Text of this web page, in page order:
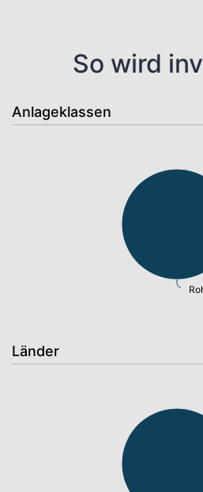
So wird
Anlageklassen
Länder